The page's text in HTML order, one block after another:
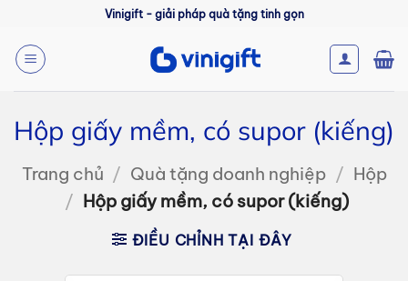
nội
dung
Vinigift - giải pháp quà tặng tinh gọn
Hộp giấy mềm, có supor (kiếng)
Trang chủ / Quà tặng doanh nghiệp / Hộp
/ Hộp giấy mềm, có supor (kiếng)
ĐIỀU CHỈNH TẠI ĐÂY